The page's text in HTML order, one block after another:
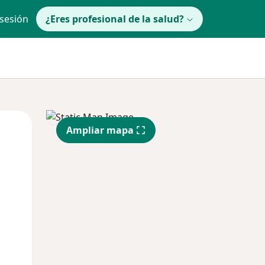
¿Eres profesional de la salud?
Mar
11 Ago
Mié
12 Ago
Ampliar mapa